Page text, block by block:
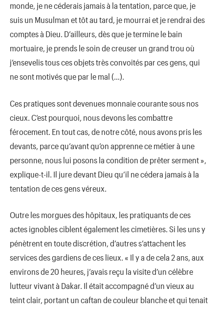
monde, je ne céderais jamais à la tentation, parce que, je
suis un Musulman et tôt au tard, je mourrai et je rendrai des
comptes à Dieu. D’ailleurs, dès que je termine le bain
mortuaire, je prends le soin de creuser un grand trou où
j’ensevelis tous ces objets très convoités par ces gens, qui
ne sont motivés que par le mal (…).
Ces pratiques sont devenues monnaie courante sous nos
cieux. C’est pourquoi, nous devons les combattre
férocement. En tout cas, de notre côté, nous avons pris les
devants, parce qu’avant qu’on apprenne ce métier à une
personne, nous lui posons la condition de prêter serment »,
explique-t-il. Il jure devant Dieu qu’il ne cédera jamais à la
tentation de ces gens véreux.
Outre les morgues des hôpitaux, les pratiquants de ces
actes ignobles ciblent également les cimetières. Si les uns y
pénètrent en toute discrétion, d’autres s’attachent les
services des gardiens de ces lieux. « Il y a de cela 2 ans, aux
environs de 20 heures, j’avais reçu la visite d’un célèbre
lutteur vivant à Dakar. Il était accompagné d’un vieux au
teint clair, portant un caftan de couleur blanche et qui tenait